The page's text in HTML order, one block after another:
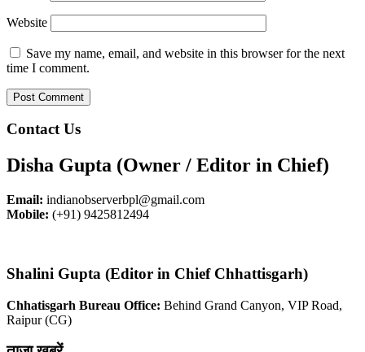
Website
Save my name, email, and website in this browser for the next
time I comment.
Contact Us
Disha Gupta (Owner / Editor in Chief)
Email: indianobserverbpl@gmail.com
Mobile: (+91) 9425812494
Shalini Gupta (Editor in Chief Chhattisgarh)
Chhatisgarh Bureau Office: Behind Grand Canyon, VIP Road,
Raipur (CG)